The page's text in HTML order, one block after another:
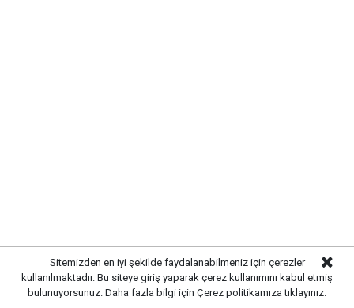
Sitemizden en iyi şekilde faydalanabilmeniz için çerezler
kullanılmaktadır. Bu siteye giriş yaparak çerez kullanımını kabul etmiş
bulunuyorsunuz. Daha fazla bilgi için Çerez politikamıza tıklayınız.